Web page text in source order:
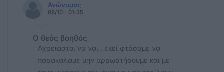
Ανώνυμος
08/10 - 01:35
Ο θεός βοηθός
Αχρειαστοι να ναι , εκεί φτάσαμε να
παρακαλαμε μην αρρωστήσουμε και με